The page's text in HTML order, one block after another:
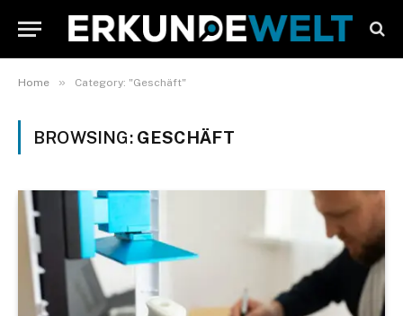
Home » Category: "Geschäft"
BROWSING: GESCHÄFT